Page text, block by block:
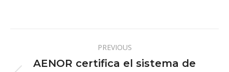
navigation
PREVIOUS
AENOR certifica el sistema de